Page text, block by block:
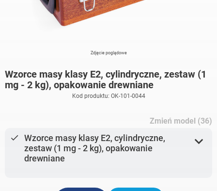
Zdjęcie poglądowe
Wzorce masy klasy E2, cylindryczne, zestaw (1
mg - 2 kg), opakowanie drewniane
Kod produktu: OK-101-0044
Zmień model (36)
done Wzorce masy klasy E2, cylindryczne,
zestaw (1 mg - 2 kg), opakowanie
drewniane
expand_more